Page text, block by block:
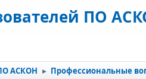
ПО
АСКОН ► Профессиональные